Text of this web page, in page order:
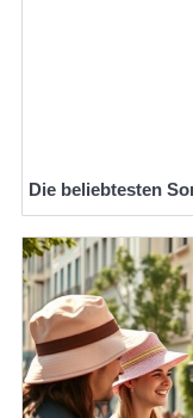
Die beliebtesten